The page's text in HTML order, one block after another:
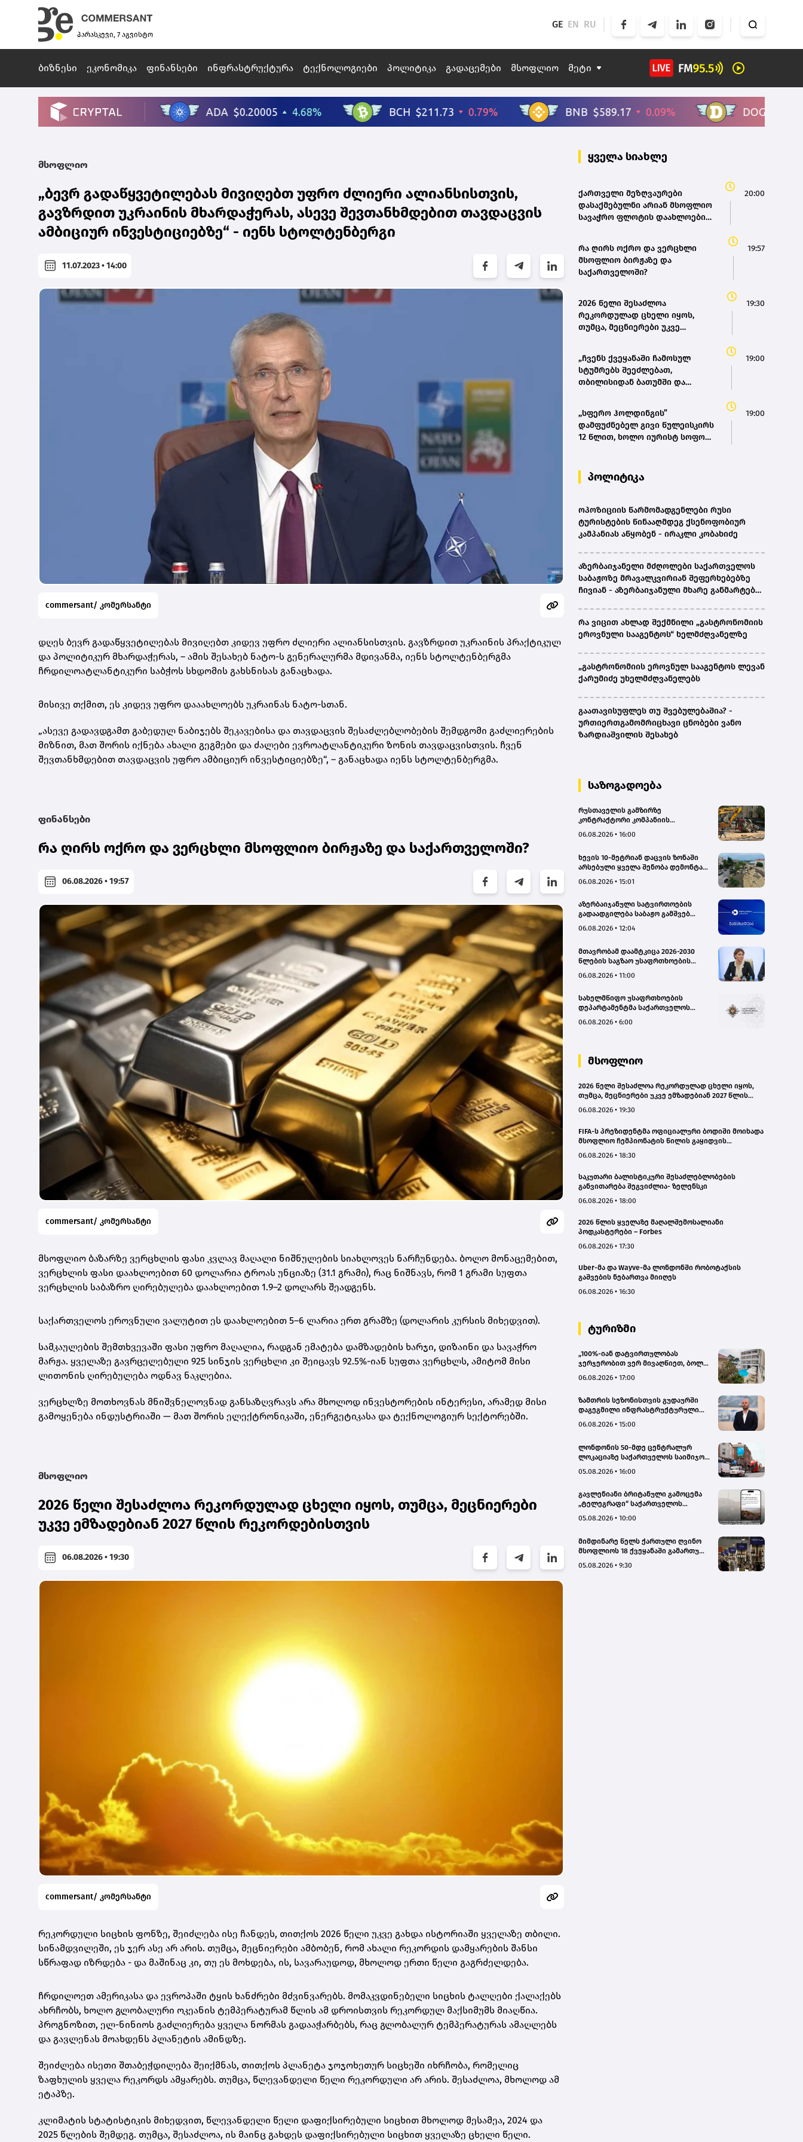
პარასკევი, 7 აგვისტო
GE EN RU
ბიზნესი ეკონომიკა ფინანსები ინფრასტრუქტურა ტექნოლოგიები პოლიტიკა გადაცემები მსოფლიო მეტი
მსოფლიო
„ბევრ გადაწყვეტილებას მივიღებთ უფრო ძლიერი ალიანსისთვის,
გავზრდით უკრაინის მხარდაჭერას, ასევე შევთანხმდებით თავდაცვის
ამბიციურ ინვესტიციებზე“ - იენს სტოლტენბერგი
11.07.2023 • 14:00
commersant/ კომერსანტი
დღეს ბევრ გადაწყვეტილებას მივიღებთ კიდევ უფრო ძლიერი ალიანსისთვის. გავზრდით უკრაინის პრაქტიკულ
და პოლიტიკურ მხარდაჭერას, – ამის შესახებ ნატო-ს გენერალურმა მდივანმა, იენს სტოლტენბერგმა
ჩრდილოატლანტიკური საბჭოს სხდომის გახსნისას განაცხადა.
მისივე თქმით, ეს კიდევ უფრო დააახლოებს უკრაინას ნატო-სთან.
„ასევე გადავდგამთ გაბედულ ნაბიჯებს შეკავებისა და თავდაცვის შესაძლებლობების შემდგომი გაძლიერების
მიზნით, მათ შორის იქნება ახალი გეგმები და ძალები ევროატლანტიკური ზონის თავდაცვისთვის. ჩვენ
შევთანხმდებით თავდაცვის უფრო ამბიციურ ინვესტიციებზე“, – განაცხადა იენს სტოლტენბერგმა.
ფინანსები
რა ღირს ოქრო და ვერცხლი მსოფლიო ბირჟაზე და საქართველოში?
06.08.2026 • 19:57
commersant/ კომერსანტი
მსოფლიო ბაზარზე ვერცხლის ფასი კვლავ მაღალი ნიშნულების სიახლოვეს ნარჩუნდება. ბოლო მონაცემებით,
ვერცხლის ფასი დაახლოებით 60 დოლარია ტროას უნციაზე (31.1 გრამი), რაც ნიშნავს, რომ 1 გრამი სუფთა
ვერცხლის საბაზრო ღირებულება დაახლოებით 1.9–2 დოლარს შეადგენს.
საქართველოს ეროვნული ვალუტით ეს დაახლოებით 5–6 ლარია ერთ გრამზე (დოლარის კურსის მიხედვით).
სამკაულების შემთხვევაში ფასი უფრო მაღალია, რადგან ემატება დამზადების ხარჯი, დიზაინი და სავაჭრო
მარჟა. ყველაზე გავრცელებული 925 სინჯის ვერცხლი კი შეიცავს 92.5%-იან სუფთა ვერცხლს, ამიტომ მისი
ლითონის ღირებულება ოდნავ ნაკლებია.
ვერცხლზე მოთხოვნას მნიშვნელოვნად განსაზღვრავს არა მხოლოდ ინვესტორების ინტერესი, არამედ მისი
გამოყენება ინდუსტრიაში — მათ შორის ელექტრონიკაში, ენერგეტიკასა და ტექნოლოგიურ სექტორებში.
მსოფლიო
2026 წელი შესაძლოა რეკორდულად ცხელი იყოს, თუმცა, მეცნიერები
უკვე ემზადებიან 2027 წლის რეკორდებისთვის
06.08.2026 • 19:30
commersant/ კომერსანტი
რეკორდული სიცხის ფონზე, შეიძლება ისე ჩანდეს, თითქოს 2026 წელი უკვე გახდა ისტორიაში ყველაზე თბილი.
სინამდვილეში, ეს ჯერ ასე არ არის. თუმცა, მეცნიერები ამბობენ, რომ ახალი რეკორდის დამყარების შანსი
სწრაფად იზრდება - და მაშინაც კი, თუ ეს მოხდება, ის, სავარაუდოდ, მხოლოდ ერთი წელი გაგრძელდება.
ჩრდილოეთ ამერიკასა და ევროპაში ტყის ხანძრები მძვინვარებს. მომაკვდინებელი სიცხის ტალღები ქალაქებს
ახრჩობს, ხოლო გლობალური ოკეანის ტემპერატურამ წლის ამ დროისთვის რეკორდულ მაქსიმუმს მიაღწია.
პროგნოზით, ელ-ნინიოს გაძლიერება ყველა ნორმას გადააჭარბებს, რაც გლობალურ ტემპერატურას ამაღლებს
და გავლენას მოახდენს პლანეტის ამინდზე.
შეიძლება ისეთი შთაბეჭდილება შეიქმნას, თითქოს პლანეტა ჯოჯოხეთურ სიცხეში იხრჩობა, რომელიც
ზაფხულის ყველა რეკორდს ამყარებს. თუმცა, წლევანდელი წელი რეკორდული არ არის. შესაძლოა, მხოლოდ ამ
ეტაპზე.
კლიმატის სტატისტიკის მიხედვით, წლევანდელი წელი დაფიქსირებული სიცხით მხოლოდ მესამეა, 2024 და
2025 წლების შემდეგ. თუმცა, შესაძლოა, ის მაინც გახდეს დაფიქსირებული სიცხით ყველაზე ცხელი წელი.
ყველა სიახლე
ქართველი მეზღვაურები
დასაქმებულნი არიან მსოფლიო
სავაჭრო ფლოტის დაახლოებით
20:00
რა ღირს ოქრო და ვერცხლი
მსოფლიო ბირჟაზე და
საქართველოში?
19:57
2026 წელი შესაძლოა
რეკორდულად ცხელი იყოს,
თუმცა, მეცნიერები უკვე
19:30
„ჩვენს ქვეყანაში ჩამოსულ
სტუმრებს შეეძლებათ,
თბილისიდან ბათუმში და
შეუწყობს შიდა ტურიზმს,
საერთაშორისო ტურიზმს, ასევე
შიდა მობილობის გაუმჯობესებას
19:00
,,სფერო ჰოლდინგის”
დამფუძნებელ გივი წულეისკირს
12 წლით, ხოლო იურისტ სოფო
19:00
პოლიტიკა
ოპოზიციის წარმომადგენლები რუსი
ტურისტების წინააღმდეგ ქსენოფობიურ
კამპანიას აწყობენ - ირაკლი კობახიძე
აზერბაიჯანელი მძღოლები საქართველოს
საბაჟოზე მრავალკვირიან შეფერხებებზე
ჩივიან - აზერბაიჯანული მხარე განმარტებას
რა ვიცით ახლად შექმნილი „გასტრონომიის
ეროვნული სააგენტოს“ ხელმძღვანელზე
„გასტრონომიის ეროვნულ სააგენტოს ლევან
ქარუმიძე უხელმძღვანელებს
გაათავისუფლეს თუ შვებულებაშია? -
ურთიერთგამომრიცხავი ცნობები ვანო
ზარდიაშვილის შესახებ
საზოგადოება
რუსთაველის გამზირზე
კონტრაქტორი კომპანიის
ახლოს იმოძრავა, რამაც ნიადაგის
გამოიწვია, გადაბრუნდა
ავტომანქანა - თვითმცლელში
იმყოფებოდა მცირეწლოვანი ბავშვი
06.08.2026 • 16:00
ხევის 10-მეტრიან დაცვის ზონაში
არსებული ყველა შენობა დემონტაჟს
06.08.2026 • 15:01
აზერბაიჯანული სატვირთოების
გადაადგილება საბაჟო გამშვებ
მიმდინარეობს- შემოსავლების
06.08.2026 • 12:04
მთავრობამ დაამტკიცა 2026-2030
წლების საგზაო უსაფრთხოების
სამოქმედო გეგმა – თამარ
06.08.2026 • 11:00
სახელმწიფო უსაფრთხოების
დეპარტამენტმა საქართველოს
საზიანოდ საბოტაჟის მუხლით
06.08.2026 • 6:00
მსოფლიო
2026 წელი შესაძლოა რეკორდულად ცხელი იყოს,
თუმცა, მეცნიერები უკვე ემზადებიან 2027 წლის
06.08.2026 • 19:30
FIFA-ს პრეზიდენტმა ოფიციალური ბოდიში მოიხადა
მსოფლიო ჩემპიონატის წილის გაყიდვის
06.08.2026 • 18:30
საკუთარი ბალისტიკური შესაძლებლობების
განვითარება შეგვიძლია- ზელენსკი
06.08.2026 • 18:00
2026 წლის ყველაზე მაღალშემოსალიანი
პოდკასტერები – Forbes
06.08.2026 • 17:30
Uber-მა და Wayve-მა ლონდონში რობოტაქსის
გაშვების ნებართვა მიიღეს
06.08.2026 • 16:30
ტურიზმი
„100%-იან დატვირთულობას
ჯერჯერობით ვერ მივაღწიეთ, ბოლო
გაუქმდა“ - Kobuleti Beach Club
06.08.2026 • 17:00
ზამთრის სეზონისთვის გუდაურში
დაგეგმილი ინფრასტრუქტურული
გუდაურის ტურისტული
დარსალია
06.08.2026 • 15:00
ლონდონის 50-მდე ცენტრალურ
ლოკაციაზე საქართველოს საიმიჯო
05.08.2026 • 16:00
გავლენიანი ბრიტანული გამოცემა
„ტელეგრაფი“ საქართველოს
სტატიების ციკლს აქვეყნებს
05.08.2026 • 10:00
მიმდინარე წელს ქართული ღვინო
მსოფლიოს 18 ქვეყანაში გამართულ
წარმოდგენილი
05.08.2026 • 9:30